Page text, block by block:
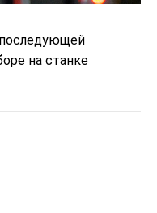
на станке